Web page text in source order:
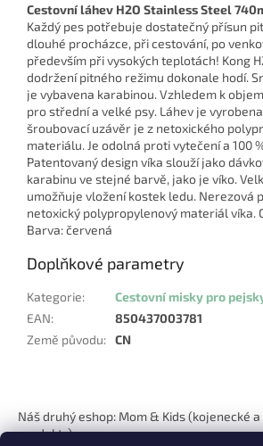
Cestovní láhev H2O Stainless Steel
Každý pes potřebuje dostatečný přísun
dlouhé procházce, při cestování, po
především při vysokých teplotách! Kong
dodržení pitného režimu dokonale hodí.
je vybavena karabinou. Vzhledem k
pro střední a velké psy. Láhev je
šroubovací uzávěr je z netoxického
materiálu. Je odolná proti vytečení a 100
Patentovaný design víka slouží jako
karabinu ve stejné barvě, jako je víko.
umožňuje vložení kostek ledu. Nerezová
netoxický polypropylenový materiál víka.
Barva: červená
Doplňkové parametry
Kategorie:
Cestovní misky pro
EAN:
850437003781
Země původu: CN
p
Náš druhý eshop: Mom & Kids (kojenecké
produkty)